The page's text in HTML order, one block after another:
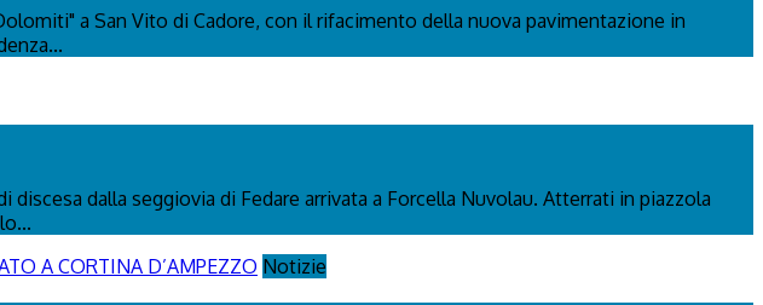
a San Vito di Cadore, con il rifacimento della nuova pavimentazione in
dalla seggiovia di Fedare arrivata a Forcella Nuvolau. Atterrati in piazzola
Notizie